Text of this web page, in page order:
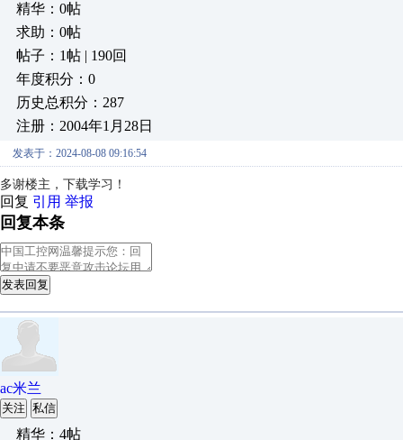
精华：0帖
求助：0帖
帖子：1帖 | 190回
年度积分：0
历史总积分：287
注册：2004年1月28日
发表于：2024-08-08 09:16:54
多谢楼主，下载学习！
回复 引用 举报
回复本条
发表回复
ac米兰
关注 私信
精华：4帖